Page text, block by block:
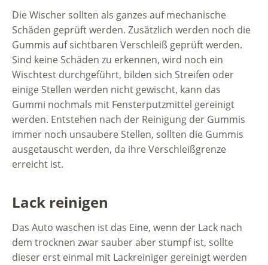
Die Wischer sollten als ganzes auf mechanische
Schäden geprüft werden. Zusätzlich werden noch die
Gummis auf sichtbaren Verschleiß geprüft werden.
Sind keine Schäden zu erkennen, wird noch ein
Wischtest durchgeführt, bilden sich Streifen oder
einige Stellen werden nicht gewischt, kann das
Gummi nochmals mit Fensterputzmittel gereinigt
werden. Entstehen nach der Reinigung der Gummis
immer noch unsaubere Stellen, sollten die Gummis
ausgetauscht werden, da ihre Verschleißgrenze
erreicht ist.
Lack reinigen
Das Auto waschen ist das Eine, wenn der Lack nach
dem trocknen zwar sauber aber stumpf ist, sollte
dieser erst einmal mit Lackreiniger gereinigt werden